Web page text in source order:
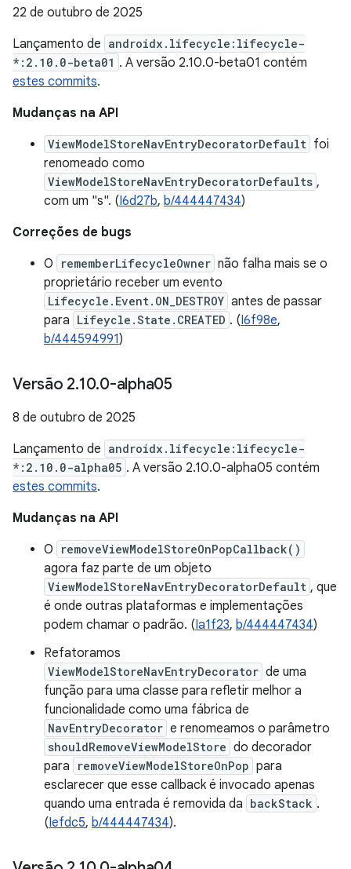
22 de outubro de 2025
Lançamento de androidx.lifecycle:lifecycle-
*:2.10.0-beta01 . A versão 2.10.0-beta01 contém
estes commits.
Mudanças na API
ViewModelStoreNavEntryDecoratorDefault foi
renomeado como
ViewModelStoreNavEntryDecoratorDefaults ,
com um "s". (I6d27b, b/444447434)
Correções de bugs
O
rememberLifecycleOwner não falha mais se o
proprietário receber um evento
Lifecycle.Event.ON_DESTROY antes de passar
para Lifeycle.State.CREATED . (I6f98e,
b/444594991)
Versão 2.10.0-alpha05
8 de outubro de 2025
Lançamento de androidx.lifecycle:lifecycle-
*:2.10.0-alpha05 . A versão 2.10.0-alpha05 contém
estes commits.
Mudanças na API
O
removeViewModelStoreOnPopCallback()
agora faz parte de um objeto
ViewModelStoreNavEntryDecoratorDefault , que
é onde outras plataformas e implementações
podem chamar o padrão. (Ia1f23, b/444447434)
Refatoramos
ViewModelStoreNavEntryDecorator de uma
função para uma classe para refletir melhor a
funcionalidade como uma fábrica de
NavEntryDecorator e renomeamos o parâmetro
shouldRemoveViewModelStore do decorador
para
removeViewModelStoreOnPop para
esclarecer que esse callback é invocado apenas
quando uma entrada é removida da backStack .
(Iefdc5, b/444447434).